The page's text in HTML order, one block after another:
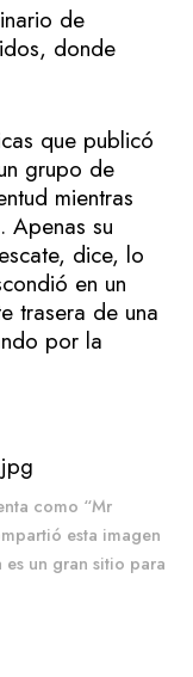
de
donde
que publicó
grupo de
mientras
Apenas su
dice, lo
en un
trasera de una
por la
como “Mr
esta imagen
un gran sitio para